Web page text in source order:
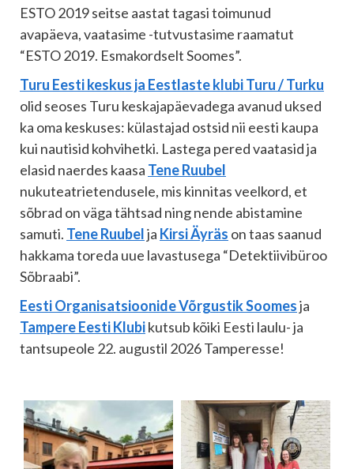
ESTO 2019 seitse aastat tagasi toimunud
avapäeva, vaatasime -tutvustasime raamatut
“ESTO 2019. Esmakordselt Soomes”.
Turu Eesti keskus ja Eestlaste klubi Turu / Turku
olid seoses Turu keskajapäevadega avanud uksed
ka oma keskuses: külastajad ostsid nii eesti kaupa
kui nautisid kohvihetki. Lastega pered vaatasid ja
elasid naerdes kaasa Tene Ruubel
nukuteatrietendusele, mis kinnitas veelkord, et
sõbrad on väga tähtsad ning nende abistamine
samuti. Tene Ruubelja Kirsi Äyräs on taas saanud
hakkama toreda uue lavastusega “Detektiivibüroo
Sõbraabi”.
Eesti Organisatsioonide Võrgustik Soomesja
Tampere Eesti Klubikutsub kõiki Eesti laulu- ja
tantsupeole 22. augustil 2026 Tamperesse!